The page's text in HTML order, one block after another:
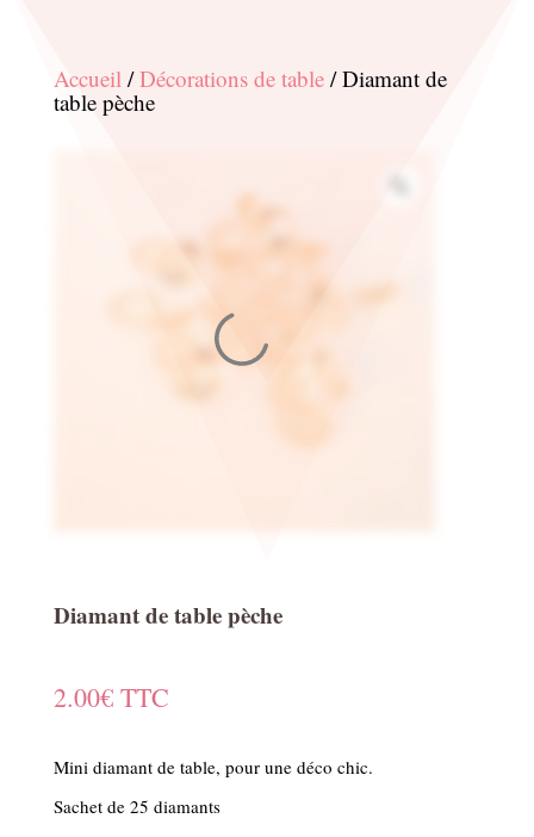
Accueil/Décorations de table/ Diamant de
table pèche
Diamant de table pèche
2.00€ TTC
Mini diamant de table, pour une déco chic.
Sachet de 25 diamants